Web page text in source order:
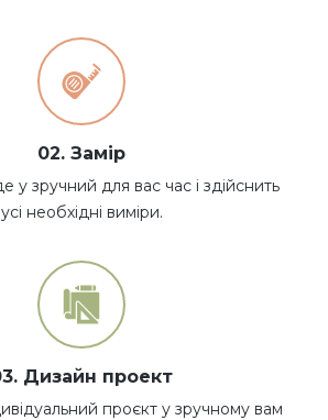
02. Замір
у зручний для вас час і здійснить
усі необхідні виміри.
Дизайн проект
проєкт у зручному вам